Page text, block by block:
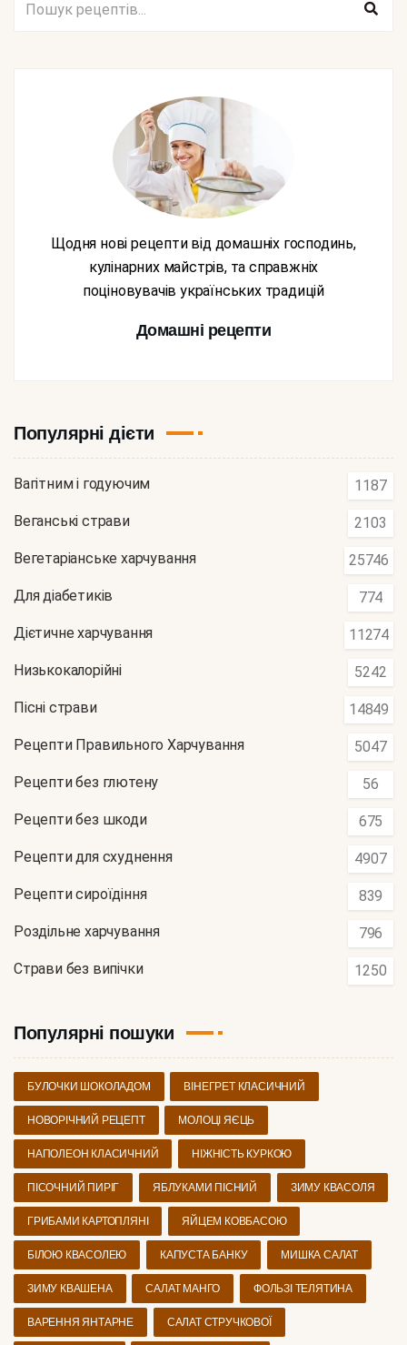
Щодня нові рецепти від домашніх господинь,
кулінарних майстрів, та справжніх
поціновувачів українських традицій
Домашні рецепти
Популярні дієти
Вагітним і годуючим 1187
Веганські страви 2103
Вегетаріанське харчування 25746
Для діабетиків 774
Дієтичне харчування 11274
Низькокалорійні 5242
Пісні страви 14849
Рецепти Правильного Харчування 5047
Рецепти без глютену 56
Рецепти без шкоди 675
Рецепти для схуднення 4907
Рецепти сироїдіння 839
Роздільне харчування 796
Страви без випічки 1250
Популярні пошуки
БУЛОЧКИ ШОКОЛАДОМ ВІНЕГРЕТ КЛАСИЧНИЙ
НОВОРІЧНИЙ РЕЦЕПТ МОЛОЦІ ЯЄЦЬ
НАПОЛЕОН КЛАСИЧНИЙ НІЖНІСТЬ КУРКОЮ
ПІСОЧНИЙ ПИРІГ ЯБЛУКАМИ ПІСНИЙ ЗИМУ КВАСОЛЯ
ГРИБАМИ КАРТОПЛЯНІ ЯЙЦЕМ КОВБАСОЮ
БІЛОЮ КВАСОЛЕЮ КАПУСТА БАНКУ МИШКА САЛАТ
ЗИМУ КВАШЕНА САЛАТ МАНГО ФОЛЬЗІ ТЕЛЯТИНА
ВАРЕННЯ ЯНТАРНЕ САЛАТ СТРУЧКОВОЇ